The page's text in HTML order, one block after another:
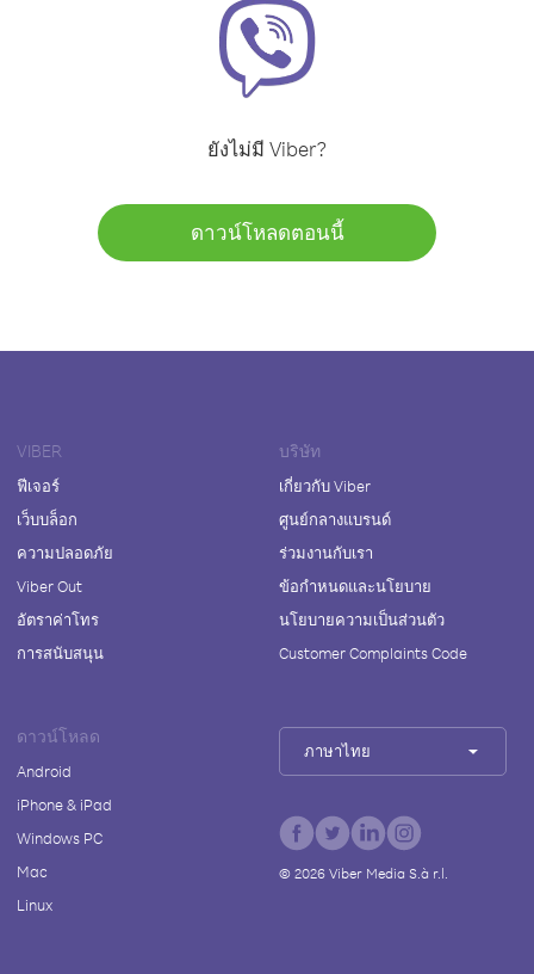
ยังไม่มี Viber?
ดาวน์โหลดตอนนี้
VIBER
ฟีเจอร์
เว็บบล็อก
ความปลอดภัย
Viber Out
อัตราค่าโทร
การสนับสนุน
บริษัท
เกี่ยวกับ Viber
ศูนย์กลางแบรนด์
ร่วมงานกับเรา
ข้อกำหนดและนโยบาย
นโยบายความเป็นส่วนตัว
Customer Complaints Code
ดาวน์โหลด
Android
iPhone & iPad
Windows PC
Mac
Linux
ภาษาไทย
© 2026Viber Media S.à r.l.